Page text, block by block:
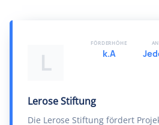
L
Lerose Stiftung
Die Lerose Stiftung fördert
FÖRDERHÖHE
k.A